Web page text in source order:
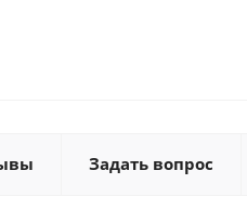
Задать вопрос